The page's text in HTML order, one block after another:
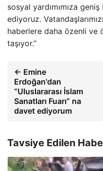
sosyal yardımımıza
ediyoruz.
haberlere daha özenli ve
taşıyor.”
← Emine
Erdoğan'dan
“Uluslararası İslam
Sanatları Fuarı” na
davet ediyorum
Tavsiye Edilen